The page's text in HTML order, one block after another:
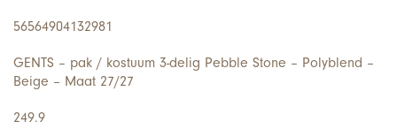
56564904132981
GENTS – pak / kostuum 3-delig Pebble Stone – Polyblend –
Beige – Maat 27/27
249.9